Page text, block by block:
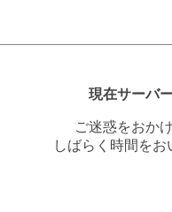
現在サーバ
ご迷惑をおか
しばらく時間を